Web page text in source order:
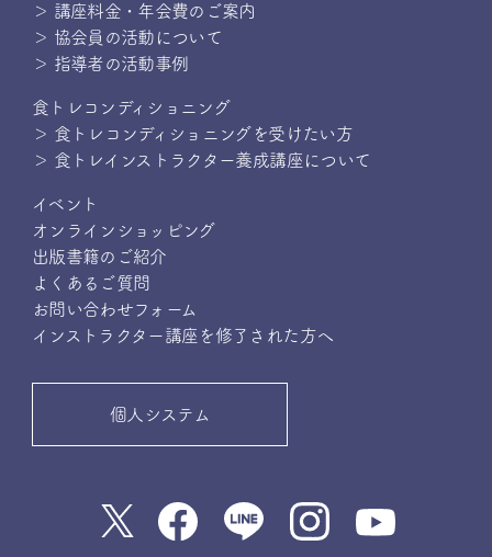
＞ 講座料金・年会費のご案内
＞ 協会員の活動について
＞ 指導者の活動事例
食トレコンディショニング
＞ 食トレコンディショニングを受けたい方
＞ 食トレインストラクター養成講座について
イベント
オンラインショッピング
出版書籍のご紹介
よくあるご質問
お問い合わせフォーム
インストラクター講座を修了された方へ
個人システム